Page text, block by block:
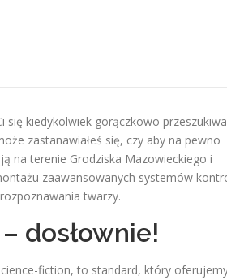
kiedykolwiek gorączkowo
zastanawiałeś się, czy aby na pewno
na terenie Grodziska Mazowieckiego i
zaawansowanych systemów
twarzy.
dosłownie!
fiction, to standard, który